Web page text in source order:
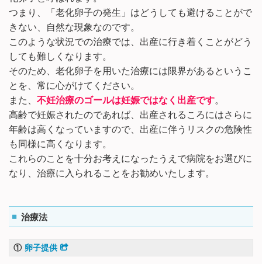
つまり、「老化卵子の発生」はどうしても避けることがで
きない、自然な現象なのです。
このような状況での治療では、出産に行き着くことがどう
しても難しくなります。
そのため、老化卵子を用いた治療には限界があるというこ
とを、常に心がけてください。
また、 不妊治療のゴールは妊娠ではなく出産です。
高齢で妊娠されたのであれば、出産されるころにはさらに
年齢は高くなっていますので、出産に伴うリスクの危険性
も同様に高くなります。
これらのことを十分お考えになったうえで病院をお選びに
なり、治療に入られることをお勧めいたします。
治療法
① 卵子提供